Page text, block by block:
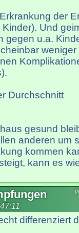
der
Und
gegen u.a.
Durchschnitt
gesund
anderen um
kommen
kann es
differenziert